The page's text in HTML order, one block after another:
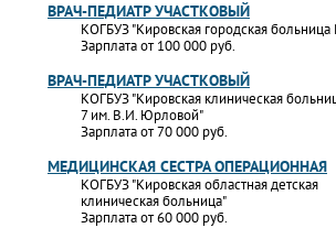
ВРАЧ-ПЕДИАТР УЧАСТКОВЫЙ
КОГБУЗ "Кировская городская
Зарплата от 100 000 руб.
ВРАЧ-ПЕДИАТР УЧАСТКОВЫЙ
КОГБУЗ "Кировская клиническая
7 им. В.И. Юрловой"
Зарплата от 70 000 руб.
МЕДИЦИНСКАЯ СЕСТРА ОПЕРАЦИОННАЯ
КОГБУЗ "Кировская областная детская
клиническая больница"
Зарплата от 60 000 руб.